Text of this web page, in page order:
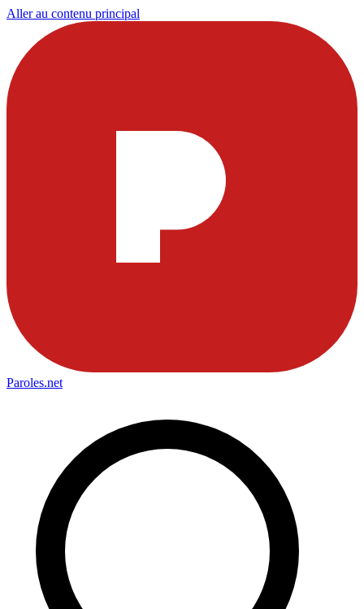
Aller au contenu principal
Paroles.net